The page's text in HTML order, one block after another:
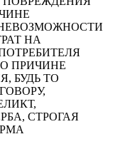
НА
ПРИЧИНЕ
БУДЬ ТО
СТРОГАЯ